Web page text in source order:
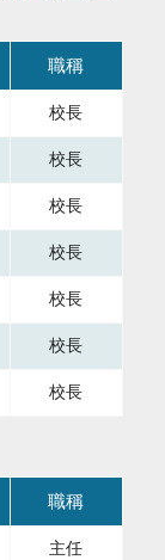
欄銜稱，第二直
職稱
校長
校長
校長
校長
校長
校長
校長
欄銜稱，第二直
職稱
主任